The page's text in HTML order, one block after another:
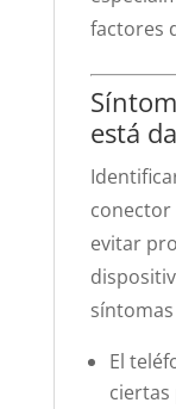
factores
está
conector
evitar
El
ciertas